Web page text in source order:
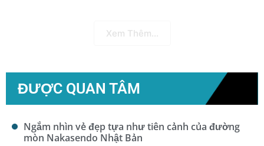
Xem Thêm...
ĐƯỢC QUAN TÂM
Ngắm nhìn vẻ đẹp tựa như tiên cảnh của đường
mòn Nakasendo Nhật Bản